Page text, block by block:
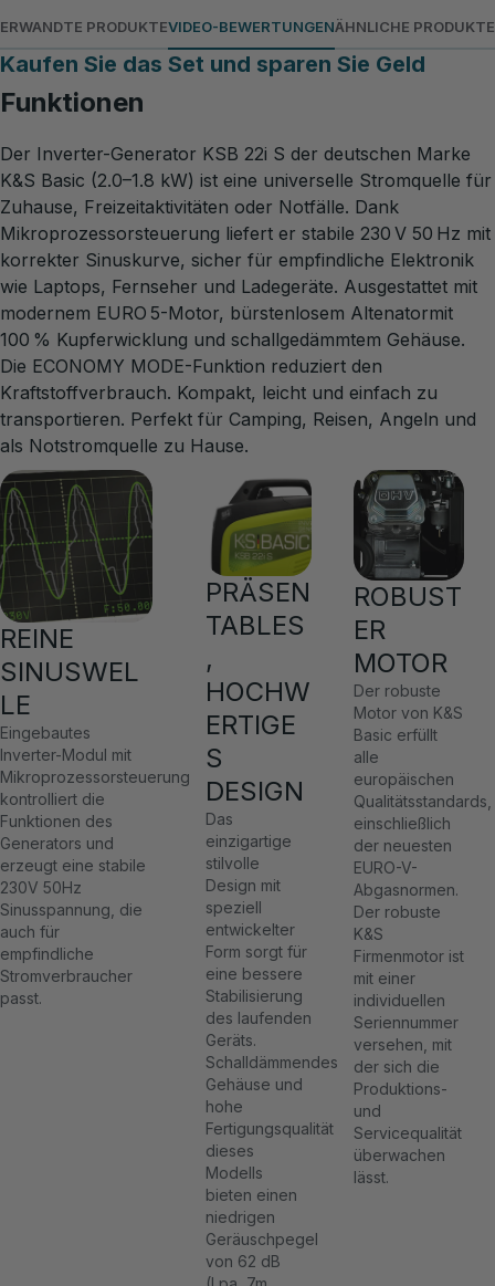
PRODUKTEVIDEO-BEWERTUNGENÄHNLICHE PRODUKTE
Kaufen Sie das Set und sparen Sie Geld
Funktionen
Der Inverter-Generator KSB 22i S der deutschen Marke
K&S Basic (2.0–1.8 kW) ist eine universelle Stromquelle für
Zuhause, Freizeitaktivitäten oder Notfälle. Dank
Mikroprozessorsteuerung liefert er stabile 230 V 50 Hz mit
korrekter Sinuskurve, sicher für empfindliche Elektronik
wie Laptops, Fernseher und Ladegeräte. Ausgestattet mit
modernem EURO 5-Motor, bürstenlosem Altenatormit
100 % Kupferwicklung und schallgedämmtem Gehäuse.
Die ECONOMY MODE-Funktion reduziert den
Kraftstoffverbrauch. Kompakt, leicht und einfach zu
transportieren. Perfekt für Camping, Reisen, Angeln und
als Notstromquelle zu Hause.
REINE
SINUSWEL
LE
Eingebautes
Inverter-Modul mit
Mikroprozessorsteuerung
kontrolliert die
Funktionen des
Generators und
erzeugt eine stabile
230V 50Hz
Sinusspannung, die
auch für
empfindliche
Stromverbraucher
passt.
PRÄSEN
TABLES
,
HOCHW
ERTIGE
S
DESIGN
Das
einzigartige
stilvolle
Design mit
speziell
entwickelter
Form sorgt für
eine bessere
Stabilisierung
des laufenden
Geräts.
Schalldämmendes
Gehäuse und
hohe
Fertigungsqualität
dieses
Modells
bieten einen
niedrigen
Geräuschpegel
von 62 dB
ROBUST
ER
MOTOR
Der robuste
Motor von K&S
Basic erfüllt
alle
europäischen
Qualitätsstandards,
einschließlich
der neuesten
EURO-V-
Abgasnormen.
Der robuste
K&S
Firmenmotor ist
mit einer
individuellen
Seriennummer
versehen, mit
der sich die
Produktions-
und
Servicequalität
überwachen
lässt.